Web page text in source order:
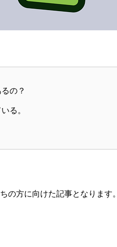
の？
る。
の方に向けた記事となります。